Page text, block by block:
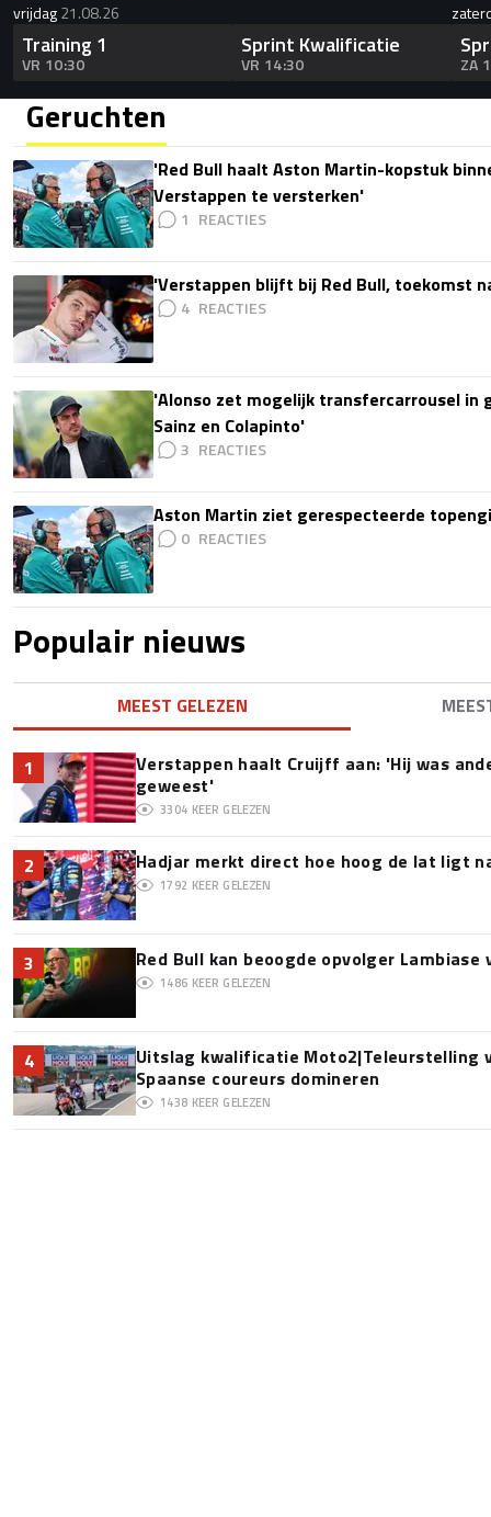
vrijdag21.08.26
Training 1
VR 10:30
Sprint Kwalificatie
VR 14:30 ZA
Geruchten
'Red Bull haalt Aston Martin-kopstuk
Verstappen te versterken'
1
'Verstappen blijft bij Red Bull, toekomst
4
'Alonso zet mogelijk transfercarrousel in
Sainz en Colapinto'
3
Aston Martin ziet gerespecteerde
0
Populair nieuws
MEEST GELEZEN
1
Verstappen haalt Cruijff aan: 'Hij was
geweest'
3304 KEER GELEZEN
2 Hadjar merkt direct hoe hoog de lat ligt
1792 KEER GELEZEN
3 Red Bull kan beoogde opvolger
1486 KEER GELEZEN
4
Uitslag kwalificatie Moto2|Teleurstelling
Spaanse coureurs domineren
1438 KEER GELEZEN